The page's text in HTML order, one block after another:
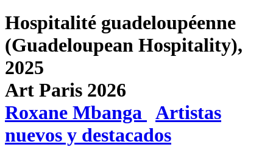
Hospitalité guadeloupéenne
(Guadeloupean Hospitality),
2025
Art Paris 2026
Roxane Mbanga
Artistas
nuevos y destacados